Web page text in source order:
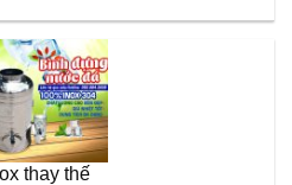
thay thế